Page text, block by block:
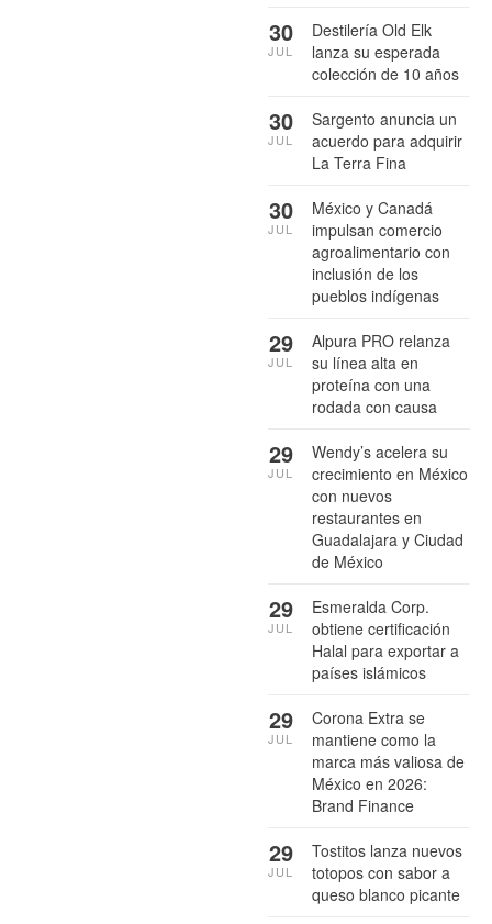
Destilería Old Elk
lanza su esperada
colección de 10 años
30
JUL
Sargento anuncia un
acuerdo para adquirir
La Terra Fina
30
JUL
México y Canadá
impulsan comercio
agroalimentario con
inclusión de los
pueblos indígenas
30
JUL
Alpura PRO relanza
su línea alta en
proteína con una
rodada con causa
29
JUL
Wendy’s acelera su
crecimiento en México
con nuevos
restaurantes en
Guadalajara y Ciudad
de México
29
JUL
Esmeralda Corp.
obtiene certificación
Halal para exportar a
países islámicos
29
JUL
Corona Extra se
mantiene como la
marca más valiosa de
México en 2026:
Brand Finance
29
JUL
Tostitos lanza nuevos
totopos con sabor a
queso blanco picante
29
JUL